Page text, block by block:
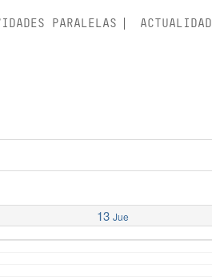
PARALELAS ACTUALIDAD
13 Jue